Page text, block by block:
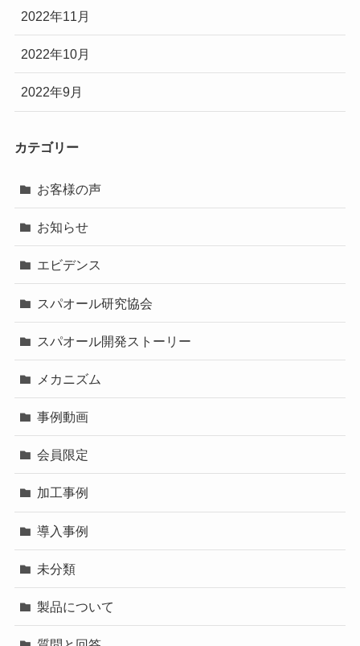
2022年11月
2022年10月
2022年9月
カテゴリー
お客様の声
お知らせ
エビデンス
スパオール研究協会
スパオール開発ストーリー
メカニズム
事例動画
会員限定
加工事例
導入事例
未分類
製品について